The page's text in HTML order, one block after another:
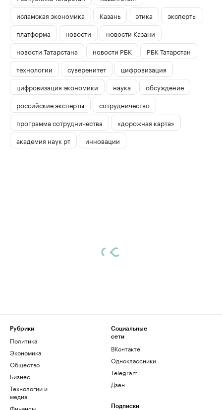
исламская экономика
Казань этика
эксперты
платформа
новости
новости Казани
новости Татарстана
новости РБК
РБК Татарстан
технологии
суверенитет
цифровизация
цифровизация экономики
наука
обсуждение
российские эксперты
сотрудничество
программа сотрудничества
«дорожная карта»
академия наук рт
инновации
Рубрики
Политика
Экономика
Общество
Бизнес
Технологии и
медиа
Финансы
Социальные
сети
ВКонтакте
Одноклассники
Telegram
Дзен
Подписки